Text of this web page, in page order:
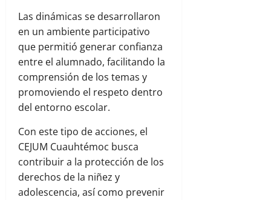
Las dinámicas se desarrollaron
en un ambiente participativo
que permitió generar confianza
entre el alumnado, facilitando la
comprensión de los temas y
promoviendo el respeto dentro
del entorno escolar.
Con este tipo de acciones, el
CEJUM Cuauhtémoc busca
contribuir a la protección de los
derechos de la niñez y
adolescencia, así como prevenir